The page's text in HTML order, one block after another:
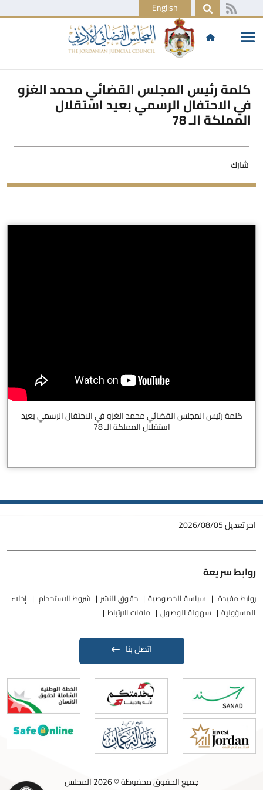
English
كلمة رئيس المجلس القضائي محمد الغزو
في الاحتفال الرسمي بعيد استقلال
المملكة الـ 78
شارك
كلمة رئيس المجلس القضائي محمد الغزو في الاحتفال الرسمي بعيد
استقلال المملكة الـ 78
اخر تعديل2026/08/05
روابط سريعة
روابط مفيدة سياسة الخصوصية حقوق النشر شروط الاستخدام
إخلاء
المسؤولية
سهولة الوصول ملفات الارتباط
اتصل بنا
جميع الحقوق محفوظة © 2026 المجلس